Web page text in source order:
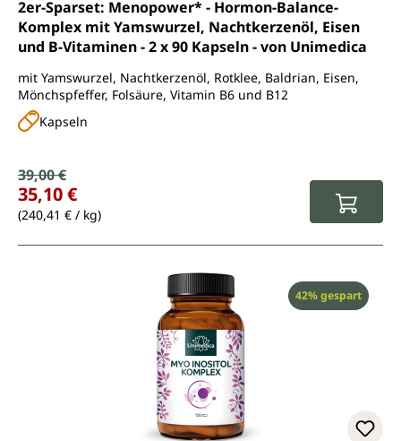
2er-Sparset: Menopower* - Hormon-Balance-
Komplex mit Yamswurzel, Nachtkerzenöl, Eisen
und B-Vitaminen - 2 x 90 Kapseln - von Unimedica
mit Yamswurzel, Nachtkerzenöl, Rotklee, Baldrian, Eisen,
Mönchspfeffer, Folsäure, Vitamin B6 und B12
Kapseln
Verkaufspreis:
Regulärer Preis:
39,00 €
35,10 €
(240,41 € / kg)
Rabatt
42% gespart